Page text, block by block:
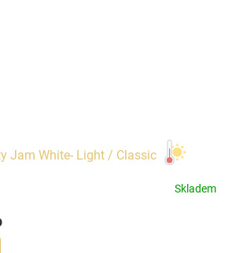
Jam White- Light / Classic
Skladem